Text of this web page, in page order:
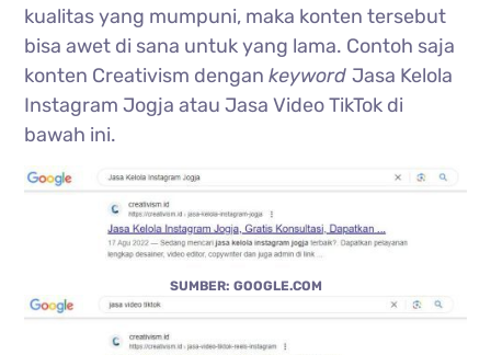
kualitas yang mumpuni, maka konten tersebut
bisa awet di sana untuk yang lama. Contoh saja
konten Creativism dengankeywordJasa Kelola
Instagram Jogja atau Jasa Video TikTok di
bawah ini.
SUMBER: GOOGLE.COM